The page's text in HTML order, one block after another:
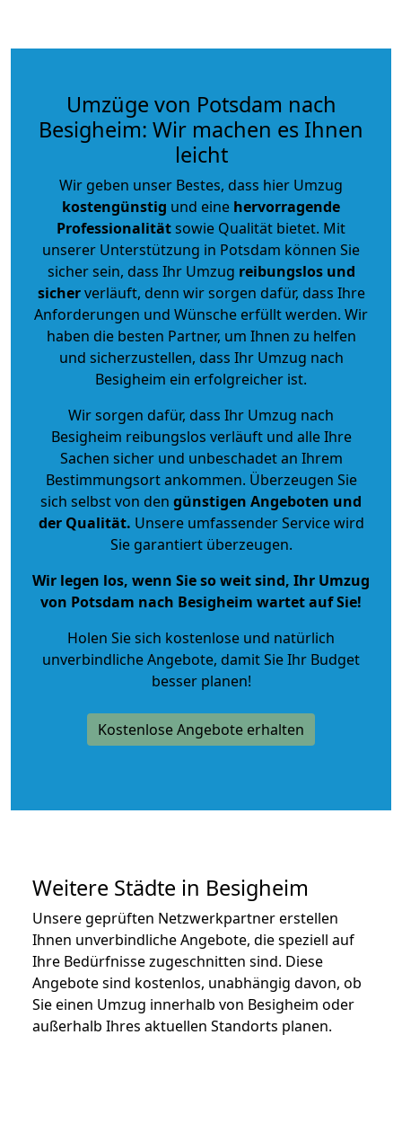
Umzüge von Potsdam nach
Besigheim: Wir machen es Ihnen
leicht
Wir geben unser Bestes, dass hier Umzug
kostengünstig und eine hervorragende
Professionalitätsowie Qualität bietet. Mit
unserer Unterstützung in Potsdam können Sie
sicher sein, dass Ihr Umzug reibungslos und
sicherverläuft, denn wir sorgen dafür, dass Ihre
Anforderungen und Wünsche erfüllt werden. Wir
haben die besten Partner, um Ihnen zu helfen
und sicherzustellen, dass Ihr Umzug nach
Besigheim ein erfolgreicher ist.
Wir sorgen dafür, dass Ihr Umzug nach
Besigheim reibungslos verläuft und alle Ihre
Sachen sicher und unbeschadet an Ihrem
Bestimmungsort ankommen. Überzeugen Sie
sich selbst von den günstigen Angeboten und
der Qualität. Unsere umfassender Service wird
Sie garantiert überzeugen.
Wir legen los, wenn Sie so weit sind, Ihr Umzug
von Potsdam nach Besigheim wartet auf Sie!
Holen Sie sich kostenlose und natürlich
unverbindliche Angebote, damit Sie Ihr Budget
besser planen!
Kostenlose Angebote erhalten
Weitere Städte in Besigheim
Unsere geprüften Netzwerkpartner erstellen
Ihnen unverbindliche Angebote, die speziell auf
Ihre Bedürfnisse zugeschnitten sind. Diese
Angebote sind kostenlos, unabhängig davon, ob
Sie einen Umzug innerhalb von Besigheim oder
außerhalb Ihres aktuellen Standorts planen.